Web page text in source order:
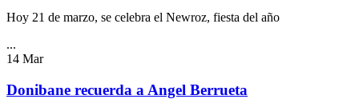
Hoy 21 de marzo, se celebra el Newroz, fiesta del año
...
14 Mar
Donibane recuerda a Angel Berrueta